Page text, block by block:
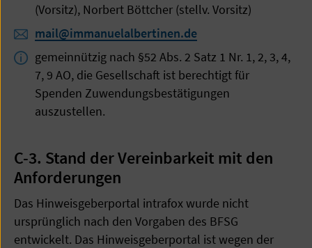
(Vorsitz), Norbert Böttcher (stellv. Vorsitz)
mail@immanuelalbertinen.de
gemeinnützig nach §52 Abs. 2 Satz 1 Nr. 1, 2, 3, 4,
7, 9 AO, die Gesellschaft ist berechtigt für
Spenden Zuwendungsbestätigungen
auszustellen.
C-3. Stand der Vereinbarkeit mit den
Anforderungen
Das Hinweisgeberportal intrafox wurde nicht
ursprünglich nach den Vorgaben des BFSG
entwickelt. Das Hinweisgeberportal ist wegen der